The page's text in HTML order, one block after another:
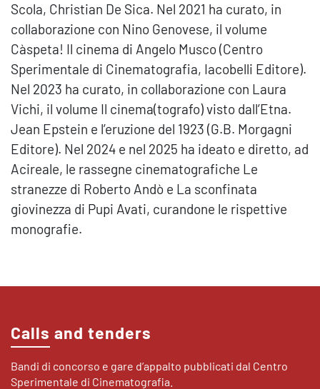
Scola, Christian De Sica. Nel 2021 ha curato, in
collaborazione con Nino Genovese, il volume
Càspeta! Il cinema di Angelo Musco (Centro
Sperimentale di Cinematografia, Iacobelli Editore).
Nel 2023 ha curato, in collaborazione con Laura
Vichi, il volume Il cinema(tografo) visto dall’Etna.
Jean Epstein e l’eruzione del 1923 (G.B. Morgagni
Editore). Nel 2024 e nel 2025 ha ideato e diretto, ad
Acireale, le rassegne cinematografiche Le
stranezze di Roberto Andò e La sconfinata
giovinezza di Pupi Avati, curandone le rispettive
monografie.
Calls and tenders
Bandi di concorso e gare d’appalto pubblicati dal Centro
Sperimentale di Cinematografia.